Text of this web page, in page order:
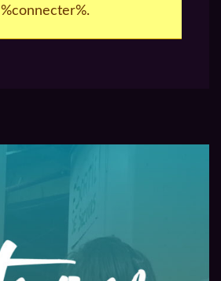
%connecter%.